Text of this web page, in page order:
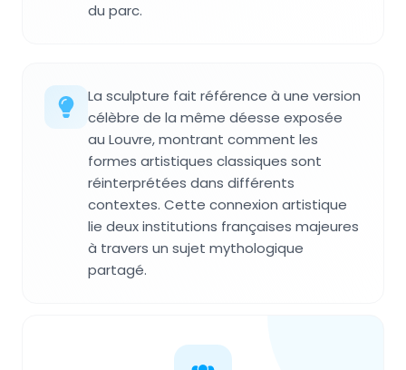
du parc.
La sculpture fait référence à une version
célèbre de la même déesse exposée
au Louvre, montrant comment les
formes artistiques classiques sont
réinterprétées dans différents
contextes. Cette connexion artistique
lie deux institutions françaises majeures
à travers un sujet mythologique
partagé.